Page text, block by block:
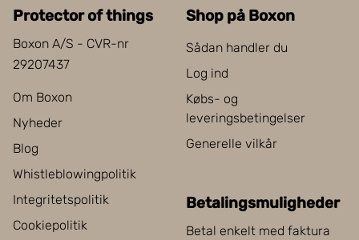
Protector of things
Boxon A/S - CVR-nr
29207437
Om Boxon
Nyheder
Blog
Whistleblowingpolitik
Integritetspolitik
Cookiepolitik
Shop på Boxon
Sådan handler du
Log ind
Købs- og
leveringsbetingelser
Generelle vilkår
Betalingsmuligheder
Betal enkelt med faktura